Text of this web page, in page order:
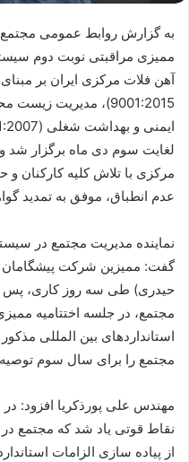
به گزارش روابط عمومی
ممیزی مراقبتی نوبت دوم
لغایت سوم دی ماه برگزار شد
مرکزی با تلاش کلیه کارکنان
عدم انطباق، موفق به تمدید
نماینده مدیریت مجتمع در
گفت: ممیزین شرکت پیشگامان
حیدری) طی سه روز کاری، پس
مجتمع، در جلسه اختتامیه
استانداردهای بین المللی مذکور
مجتمع را برای سال سوم توصیه
مهندس علی پورذکریا افزود: در
نقاط قوتی یاد شد که مجتمع
از پیاده سازی الزامات